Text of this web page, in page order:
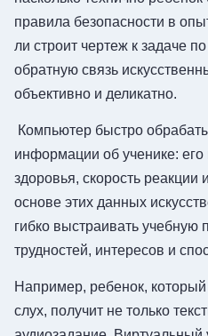
правила безопасности в
ли строит чертеж к задаче
обратную связь
объективно и деликатно.
Компьютер быстро
информации об ученике: его
здоровья, скорость реакции
основе этих данных
гибко выстраивать учебную
трудностей, интересов и
Например, ребенок,
слух, получит не только